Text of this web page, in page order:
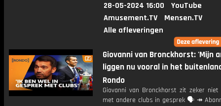
28-05-2024 16:00
YouTube
Amusement.TV
Mensen.TV
Alle afleveringen
Giovanni van Bronckhorst: 'Mijn
liggen nu vooral in het
Rondo
Giovanni van Bronckhorst zit zeker
met andere clubs in gesprek 🗣️ ↠